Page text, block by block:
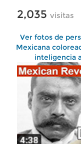
2,035 visitas
Ver fotos de
Mexicana
inteligencia